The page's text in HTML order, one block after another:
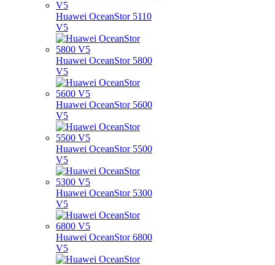
Huawei OceanStor 5110
V5
Huawei OceanStor 5800
V5
Huawei OceanStor 5600
V5
Huawei OceanStor 5500
V5
Huawei OceanStor 5300
V5
Huawei OceanStor 6800
V5